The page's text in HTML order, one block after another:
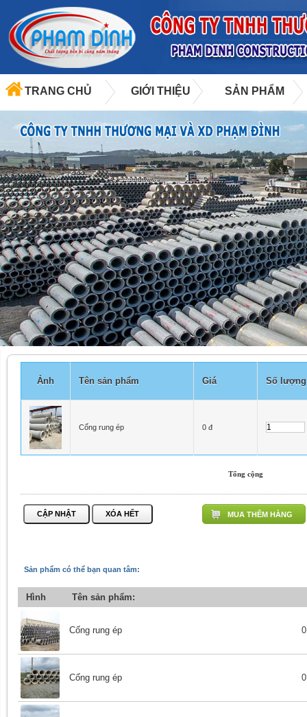
TRANG CHỦ GIỚI THIỆU SẢN PHẨM
Ảnh Tên sản phẩm Giá Số lượng
Cống rung ép 0 đ
Tổng cộng
MUA THÊM HÀNG
Sản phẩm có thể bạn quan tâm:
Hình Tên sản phẩm:
Cống rung ép
Cống rung ép